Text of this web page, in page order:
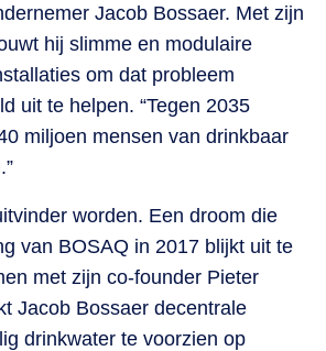
Jacob Bossaer. Met zijn
hij slimme en modulaire
om dat probleem
uit te helpen. “Tegen 2035
miljoen mensen van drinkbaar
worden. Een droom die
van BOSAQ in 2017 blijkt uit te
met zijn co-founder Pieter
Jacob Bossaer decentrale
drinkwater te voorzien op